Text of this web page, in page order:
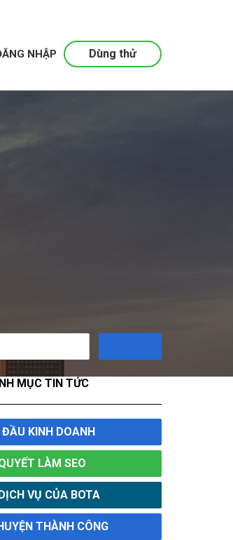
Dùng thử
NHẬP
MỤC TIN TỨC
KINH DOANH
LÀM SEO
VỤ CỦA BOTA
THÀNH CÔNG